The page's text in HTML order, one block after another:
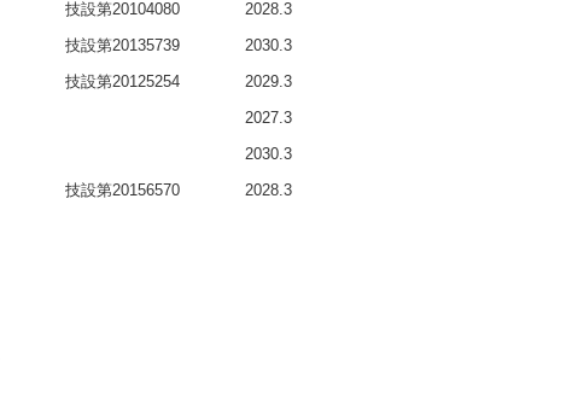
技設第20104080 2028.3
技設第20135739 2030.3
技設第20125254 2029.3
2027.3
2030.3
技設第20156570 2028.3